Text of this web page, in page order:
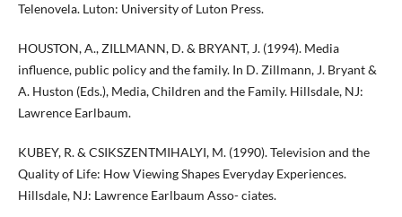
Telenovela. Luton: University of Luton Press.
HOUSTON, A., ZILLMANN, D. & BRYANT, J. (1994). Media
influence, public policy and the family. In D. Zillmann, J. Bryant &
A. Huston (Eds.), Media, Children and the Family. Hillsdale, NJ:
Lawrence Earlbaum.
KUBEY, R. & CSIKSZENTMIHALYI, M. (1990). Television and the
Quality of Life: How Viewing Shapes Everyday Experiences.
Hillsdale, NJ: Lawrence Earlbaum Asso- ciates.